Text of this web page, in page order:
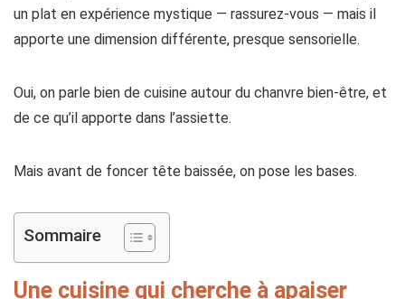
un plat en expérience mystique — rassurez-vous — mais il
apporte une dimension différente, presque sensorielle.
Oui, on parle bien de cuisine autour du chanvre bien-être, et
de ce qu’il apporte dans l’assiette.
Mais avant de foncer tête baissée, on pose les bases.
Sommaire
Une cuisine qui cherche à apaiser